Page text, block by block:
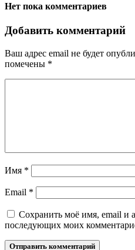
Нет пока комментариев
Добавить комментарий
Ваш адрес email не будет
помечены *
Имя *
Email *
Сохранить моё имя, email и
последующих моих